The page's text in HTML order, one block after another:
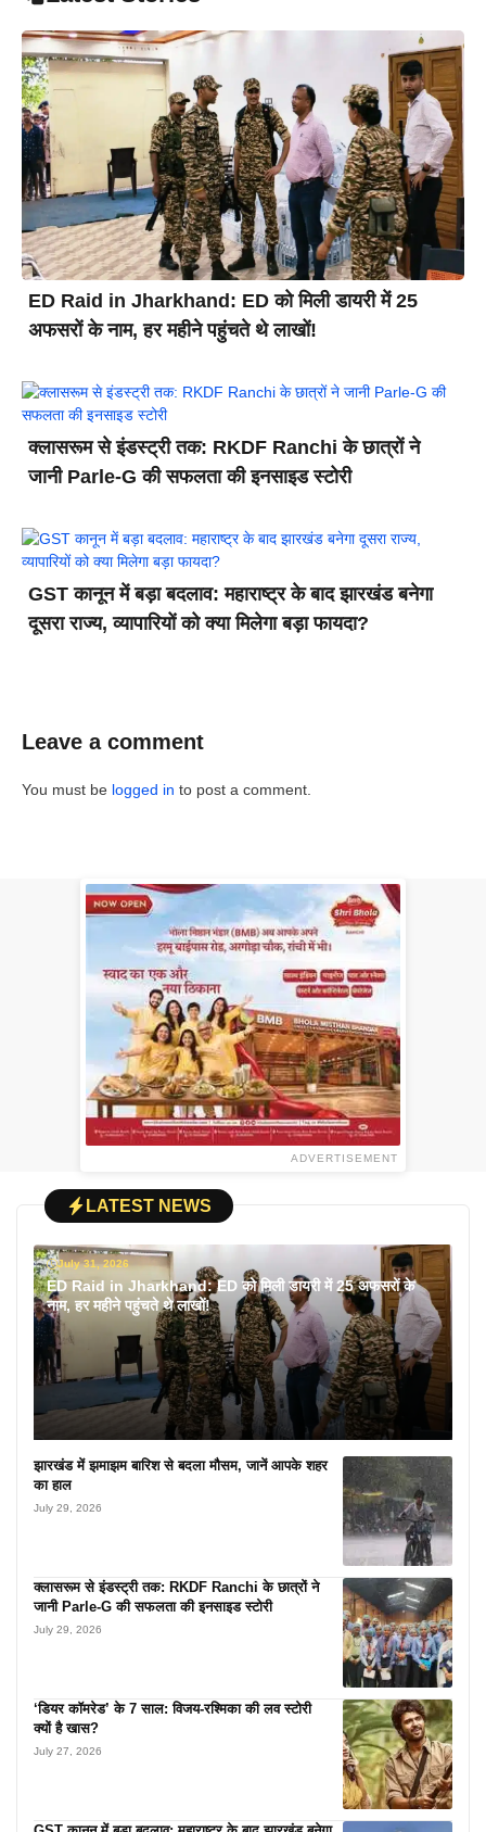
ED Raid in Jharkhand: ED को मिली डायरी में 25
अफसरों के नाम, हर महीने पहुंचते थे लाखों!
क्लासरूम से इंडस्ट्री तक: RKDF Ranchi के छात्रों ने
जानी Parle-G की सफलता की इनसाइड स्टोरी
GST कानून में बड़ा बदलाव: महाराष्ट्र के बाद झारखंड बनेगा
दूसरा राज्य, व्यापारियों को क्या मिलेगा बड़ा फायदा?
Leave a comment
You must be logged in to post a comment.
ADVERTISEMENT
LATEST NEWS
July 31, 2026
ED Raid in Jharkhand: ED को मिली डायरी में 25 अफसरों के
नाम, हर महीने पहुंचते थे लाखों!
झारखंड में झमाझम बारिश से बदला मौसम, जानें आपके शहर
का हाल
July 29, 2026
क्लासरूम से इंडस्ट्री तक: RKDF Ranchi के छात्रों ने
जानी Parle-G की सफलता की इनसाइड स्टोरी
July 29, 2026
‘डियर कॉमरेड’ के 7 साल: विजय-रश्मिका की लव स्टोरी
क्यों है खास?
July 27, 2026